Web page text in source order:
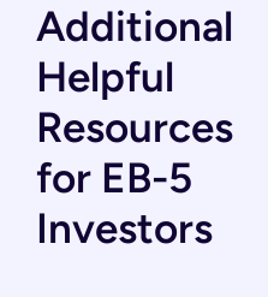
Additional
Helpful
Resources
for EB-5
Investors